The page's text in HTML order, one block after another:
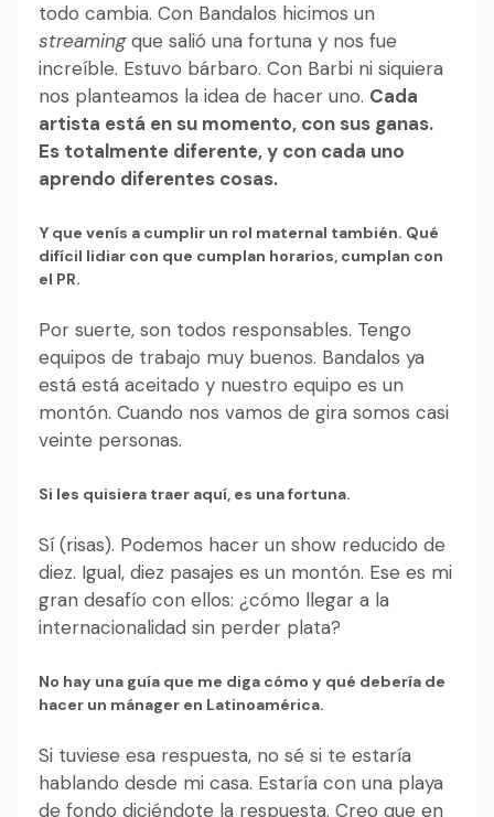
todo cambia. Con Bandalos hicimos un
streamingque salió una fortuna y nos fue
increíble. Estuvo bárbaro. Con Barbi ni siquiera
nos planteamos la idea de hacer uno. Cada
artista está en su momento, con sus ganas.
Es totalmente diferente, y con cada uno
aprendo diferentes cosas.
Y que venís a cumplir un rol maternal también. Qué
difícil lidiar con que cumplan horarios, cumplan con
el PR.
Por suerte, son todos responsables. Tengo
equipos de trabajo muy buenos. Bandalos ya
está está aceitado y nuestro equipo es un
montón. Cuando nos vamos de gira somos casi
veinte personas.
Si les quisiera traer aquí, es una fortuna.
Sí (risas). Podemos hacer un show reducido de
diez. Igual, diez pasajes es un montón. Ese es mi
gran desafío con ellos: ¿cómo llegar a la
internacionalidad sin perder plata?
No hay una guía que me diga cómo y qué debería de
hacer un mánager en Latinoamérica.
Si tuviese esa respuesta, no sé si te estaría
hablando desde mi casa. Estaría con una playa
de fondo diciéndote la respuesta. Creo que en